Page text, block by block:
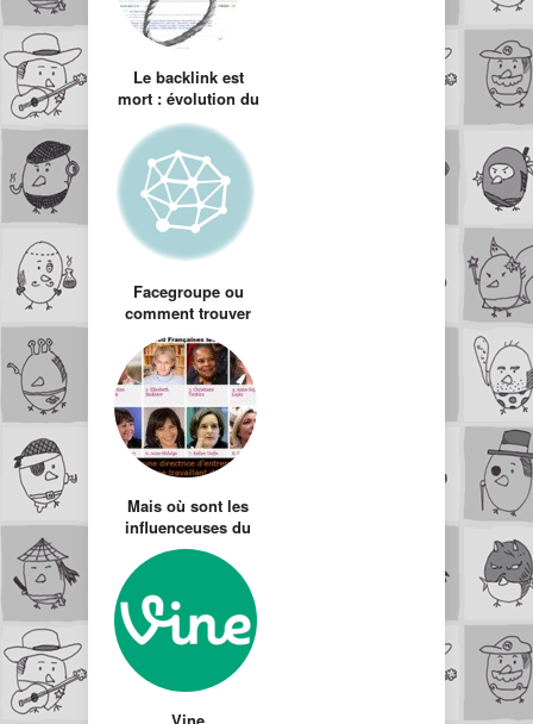
Le backlink est
mort : évolution du
concept
d’influence dans la
blogosphère
Facegroupe ou
comment trouver
rapidement les
groupes les plus
cons de Facebook
Mais où sont les
influenceuses du
web ?
Vine